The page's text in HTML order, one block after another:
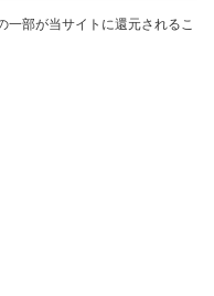
一部が当サイトに還元されるこ